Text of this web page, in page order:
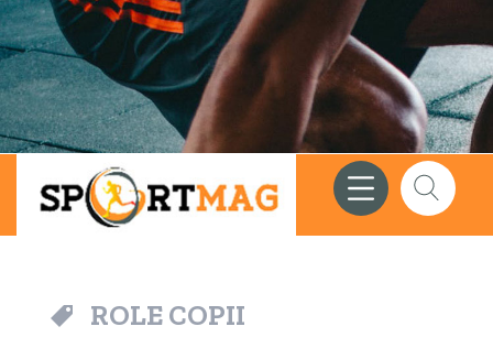
Meniu
Căutare
ROLE COPII